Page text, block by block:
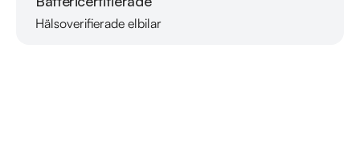
Måndag - Söndag 08:00 - 24:00
Hälsoverifierade elbilar
Läs mer om oss